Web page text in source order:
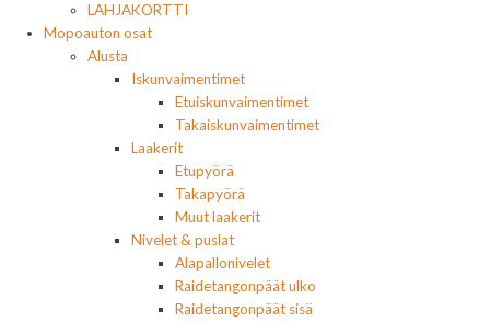
LAHJAKORTTI
Mopoauton osat
Alusta
Iskunvaimentimet
Etuiskunvaimentimet
Takaiskunvaimentimet
Laakerit
Etupyörä
Takapyörä
Muut laakerit
Nivelet & puslat
Alapallonivelet
Raidetangonpäät ulko
Raidetangonpäät sisä